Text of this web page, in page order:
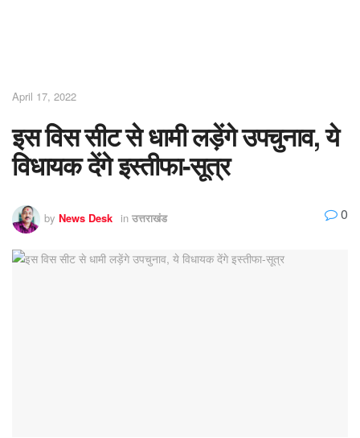
April 17, 2022
इस विस सीट से धामी लड़ेंगे उपचुनाव, ये
विधायक देंगे इस्तीफा-सूत्र
by News Desk in उत्तराखंड 0